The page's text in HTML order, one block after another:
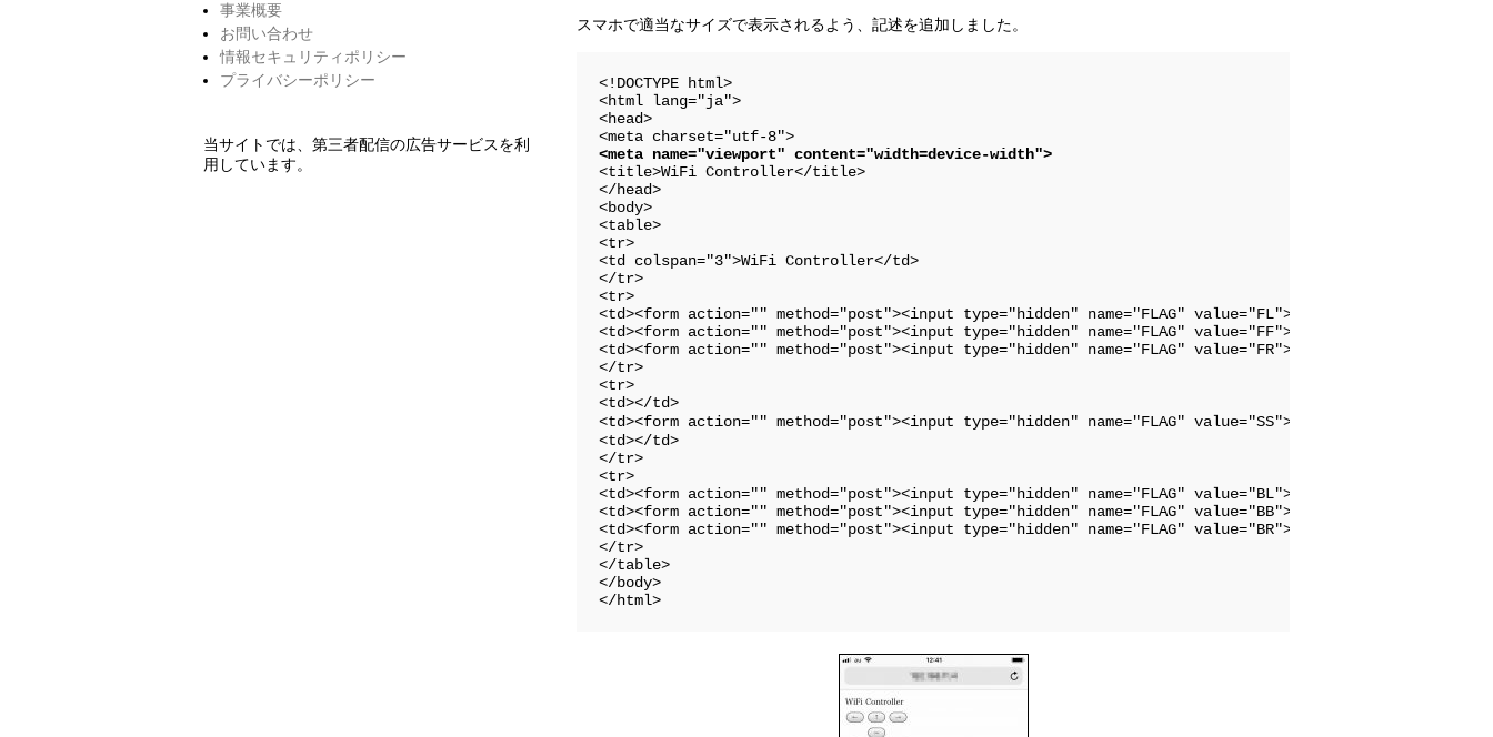
スマホで適当なサイズで表示されるよう、記述を追加しました。
<!DOCTYPE html>
<html lang="ja">
<head>
<meta name="viewport" content="width=device-width">
<title>WiFi Controller</title>
</head>
<body>
<table>
<tr>
<td colspan="3">WiFi Controller</td>
</tr>
<tr>
<td><form action="" method="post"><input type="hidden" name="FLAG" value="FL"><input type="submit"
<td><form action="" method="post"><input type="hidden" name="FLAG" value="FF"><input type="submit"
<td><form action="" method="post"><input type="hidden" name="FLAG" value="FR"><input type="submit"
</tr>
<tr>
<td></td>
<td><form action="" method="post"><input type="hidden" name="FLAG" value="SS"><input type="submit"
<td></td>
</tr>
<tr>
<td><form action="" method="post"><input type="hidden" name="FLAG" value="BL"><input type="submit"
<td><form action="" method="post"><input type="hidden" name="FLAG" value="BB"><input type="submit"
<td><form action="" method="post"><input type="hidden" name="FLAG" value="BR"><input type="submit"
</tr>
</table>
</body>
事業概要
お問い合わせ
情報セキュリティポリシー
プライバシーポリシー
当サイトでは、第三者配信の広告サービスを利
用しています。